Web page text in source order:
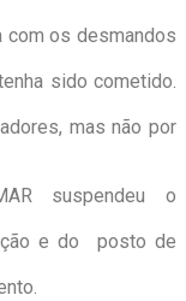
com os desmandos
sido cometido.
mas não por
suspendeu o
e do posto de